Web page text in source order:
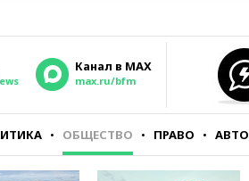
Канал в MAX
max.ru/bfm
ОБЩЕСТВО ПРАВО АВТО